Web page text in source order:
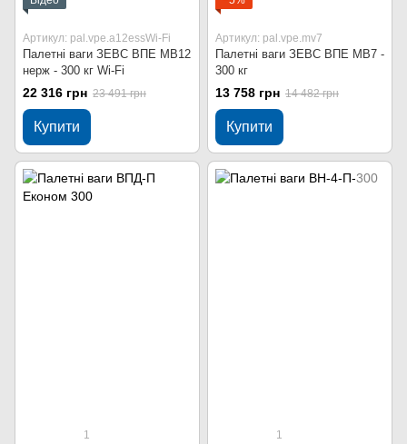
Артикул: pal.vpe.a12essWi-Fi
Палетні ваги ЗЕВС ВПЕ МВ12
нерж - 300 кг Wi-Fi
22 316 грн 23 491 грн
Купити
Артикул: pal.vpe.mv7
Палетні ваги ЗЕВС ВПЕ МВ7 -
300 кг
13 758 грн 14 482 грн
Купити
1
1